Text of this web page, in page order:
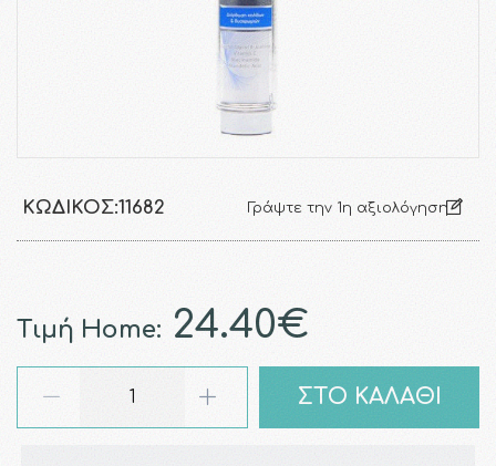
ΚΩΔΙΚΌΣ:11682 Γράψτε την 1η αξιολόγηση
Τιμή Home: 24.40€
ΣΤΟ ΚΑΛΑΘΙ